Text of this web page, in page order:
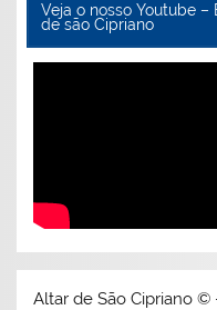
Veja o nosso Youtube
de são Cipriano
Altar de São Cipriano ©